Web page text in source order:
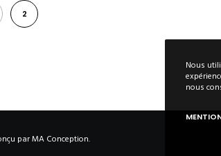
2
parMA Conception.
Nous
nous